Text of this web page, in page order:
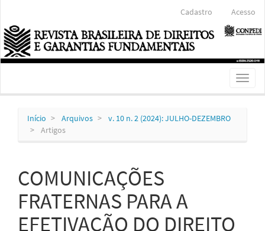
Conteúdo
principal
Barra
Lateral
Cadastro Acesso
Toggle
Início Arquivos
v. 10 n. 2 (2024): JULHO-DEZEMBRO
Artigos
COMUNICAÇÕES
FRATERNAS PARA A
EFETIVAÇÃO DO DIREITO